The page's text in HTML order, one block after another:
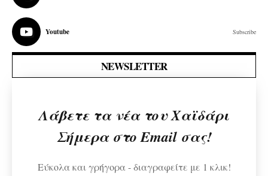
Youtube Subscribe
NEWSLETTER
Λάβετε τα νέα του Χαϊδάρι
Σήμερα στο Email σας!
Εύκολα και γρήγορα - διαγραφείτε με 1 κλικ!